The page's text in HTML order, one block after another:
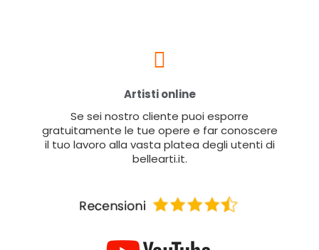
Artisti online
Se sei nostro cliente puoi esporre
gratuitamente le tue opere e far conoscere
il tuo lavoro alla vasta platea degli utenti di
bellearti.it.